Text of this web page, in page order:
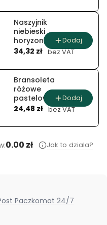
Naszyjnik
niebieski
horyzont
z lapisem
turkusem
Cena
34,32 zł bez VAT
Dodaj
Bransoleta
różowe
pastelowe
złoto z
Cena
24,48 zł bez VAT
Dodaj
0.00 zł Jak to dziala?
Paczkomat 24/7